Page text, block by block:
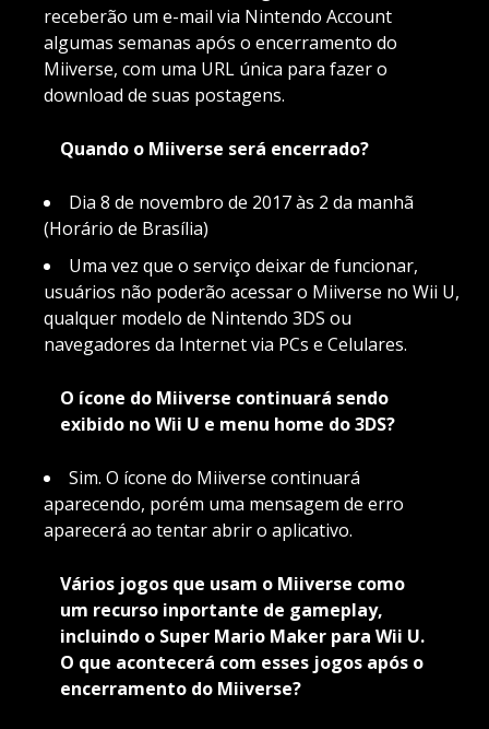
receberão um e-mail via Nintendo Account
algumas semanas após o encerramento do
Miiverse, com uma URL única para fazer o
download de suas postagens.
Quando o Miiverse será encerrado?
Dia 8 de novembro de 2017 às 2 da manhã
(Horário de Brasília)
Uma vez que o serviço deixar de funcionar,
usuários não poderão acessar o Miiverse no Wii U,
qualquer modelo de Nintendo 3DS ou
navegadores da Internet via PCs e Celulares.
O ícone do Miiverse continuará sendo
exibido no Wii U e menu home do 3DS?
Sim. O ícone do Miiverse continuará
aparecendo, porém uma mensagem de erro
aparecerá ao tentar abrir o aplicativo.
Vários jogos que usam o Miiverse como
um recurso inportante de gameplay,
incluindo o Super Mario Maker para Wii U.
O que acontecerá com esses jogos após o
encerramento do Miiverse?